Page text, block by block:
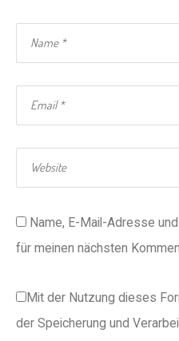
Name, E-Mail-Adresse
für meinen nächsten
Mit der Nutzung dieses
der Speicherung und